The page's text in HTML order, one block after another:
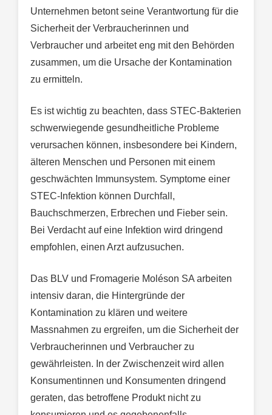
Unternehmen betont seine Verantwortung für die
Sicherheit der Verbraucherinnen und
Verbraucher und arbeitet eng mit den Behörden
zusammen, um die Ursache der Kontamination
zu ermitteln.
Es ist wichtig zu beachten, dass STEC-Bakterien
schwerwiegende gesundheitliche Probleme
verursachen können, insbesondere bei Kindern,
älteren Menschen und Personen mit einem
geschwächten Immunsystem. Symptome einer
STEC-Infektion können Durchfall,
Bauchschmerzen, Erbrechen und Fieber sein.
Bei Verdacht auf eine Infektion wird dringend
empfohlen, einen Arzt aufzusuchen.
Das BLV und Fromagerie Moléson SA arbeiten
intensiv daran, die Hintergründe der
Kontamination zu klären und weitere
Massnahmen zu ergreifen, um die Sicherheit der
Verbraucherinnen und Verbraucher zu
gewährleisten. In der Zwischenzeit wird allen
Konsumentinnen und Konsumenten dringend
geraten, das betroffene Produkt nicht zu